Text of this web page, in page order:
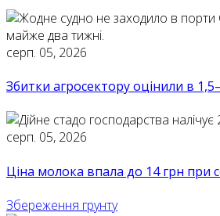
серп. 05, 2026
Збитки агросектору оцінили в
серп. 05, 2026
Ціна молока впала до 14 грн при
Збереження грунту